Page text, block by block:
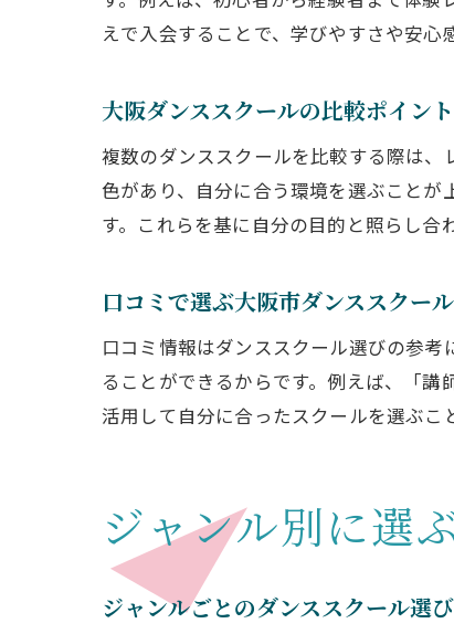
えで入会することで、学びやすさや安心
大阪ダンススクールの比較ポイン
複数のダンススクールを比較する際は
色があり、自分に合う環境を選ぶこと
す。これらを基に自分の目的と照らし合
口コミで選ぶ大阪市ダンススクー
口コミ情報はダンススクール選びの参
ることができるからです。例えば、「
活用して自分に合ったスクールを選ぶこ
ジャンル別に選
ジャンルごとのダンススクール選